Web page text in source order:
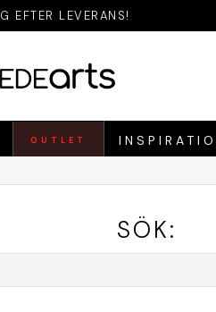
EFTER LEVERANS!
OUTLET
SÖK: